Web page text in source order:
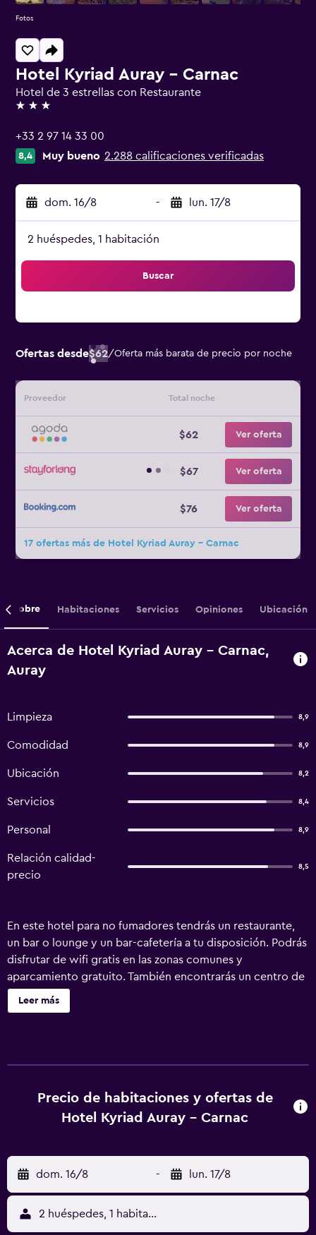
Hotel Kyriad Auray - Carnac
Hotel de 3 estrellas con Restaurante
3 estrellas
+33 2 97 14 33 00
8,4 Muy bueno 2.288 calificaciones verificadas
dom. 16/8 - lun. 17/8
2 huéspedes, 1 habitación
Buscar
Ofertas desde$62/Oferta más barata de precio por noche
Proveedor Total noche
$62 Ver oferta
$67 Ver oferta
$76 Ver oferta
17 ofertas más de Hotel Kyriad Auray - Carnac
Fotos
Sobre Habitaciones Servicios Opiniones Ubicación
Acerca de Hotel Kyriad Auray - Carnac,
Auray
Limpieza 8,9
Comodidad 8,9
Ubicación 8,2
Servicios 8,4
Personal 8,9
Relación calidad-
precio
8,5
En este hotel para no fumadores tendrás un restaurante,
un bar o lounge y un bar-cafetería a tu disposición. Podrás
disfrutar de wifi gratis en las zonas comunes y
aparcamiento gratuito. También encontrarás un centro de
negocios, una zona para conferencias y servicio de
recepción 24 horas. Se ofrece servicio de cambio de
de suscripción. Los baños están equipados con bañera o
ducha con bañera de hidromasaje, cabezal de ducha tipo
huéspedes pueden navegar por la web gracias a nuestro
acceso a Internet wifi gratis. Es posible solicitar tabla de
planchar con plancha y cambio de toallas. Se ofrece
servicio de limpieza todos los días. Se pueden practicar
las actividades de ocio y esparcimiento que se indican
Leer más
Precio de habitaciones y ofertas de
Hotel Kyriad Auray - Carnac
dom. 16/8 - lun. 17/8
2 huéspedes, 1 habitación